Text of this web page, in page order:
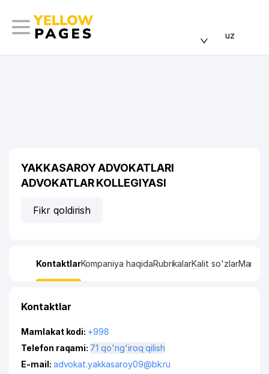
uz
YAKKASAROY ADVOKATLARI
ADVOKATLAR KOLLEGIYASI
Fikr qoldirish
KontaktlarKompaniya haqidaRubrikalarKalit so'zlarManzil
Kontaktlar
Mamlakat kodi: +998
Telefon raqami:
71 qo'ng'iroq qilish
E-mail: advokat.yakkasaroy09@bk.ru